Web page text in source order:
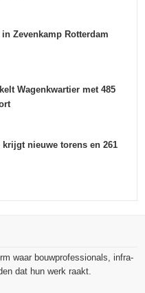
Zevenkamp Rotterdam
Wagenkwartier met 485
nieuwe torens en 261
waar bouwprofessionals, infra-
dat hun werk raakt.